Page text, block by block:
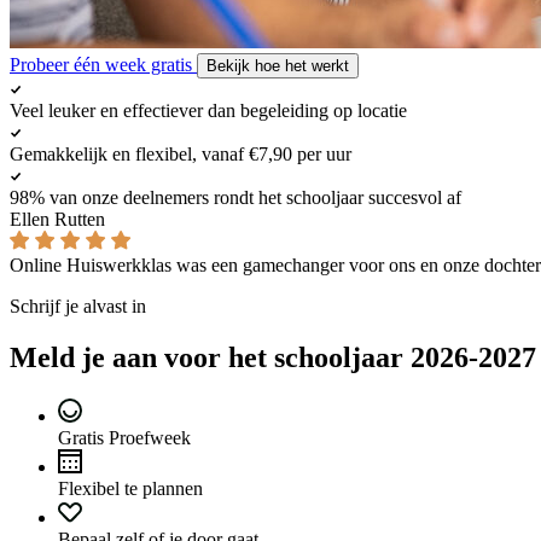
Probeer één week gratis Bekijk hoe het werkt
Veel leuker en effectiever dan begeleiding op locatie
Gemakkelijk en flexibel, vanaf €7,90 per uur
98% van onze deelnemers rondt het schooljaar succesvol af
Ellen Rutten
Online Huiswerkklas was een gamechanger voor ons en onze
Schrijf je alvast in
Meld je aan voor het schooljaar 2026-2027
Gratis Proefweek
Flexibel te plannen